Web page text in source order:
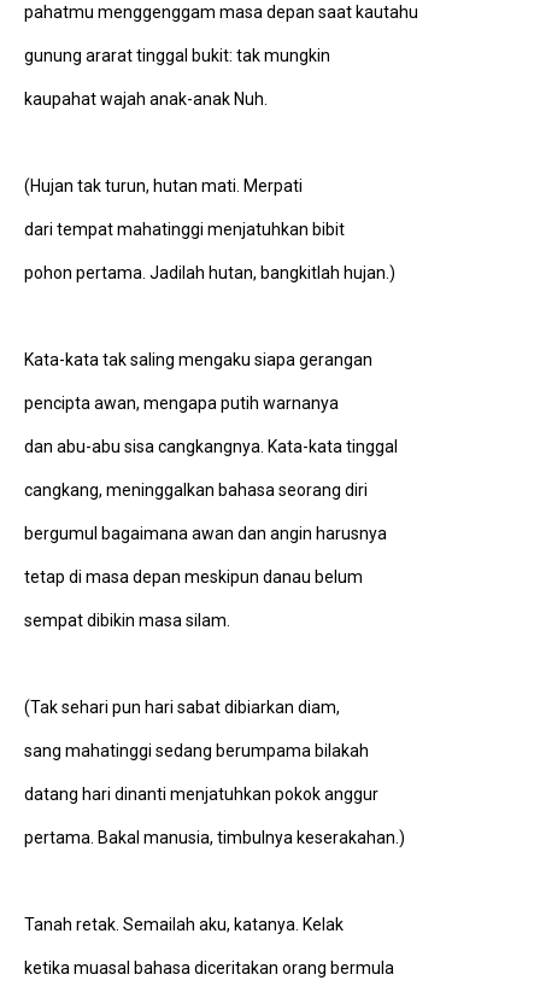
pahatmu menggenggam masa depan saat kautahu
gunung ararat tinggal bukit: tak mungkin
kaupahat wajah anak-anak Nuh.
(Hujan tak turun, hutan mati. Merpati
dari tempat mahatinggi menjatuhkan bibit
pohon pertama. Jadilah hutan, bangkitlah hujan.)
Kata-kata tak saling mengaku siapa gerangan
pencipta awan, mengapa putih warnanya
dan abu-abu sisa cangkangnya. Kata-kata tinggal
cangkang, meninggalkan bahasa seorang diri
bergumul bagaimana awan dan angin harusnya
tetap di masa depan meskipun danau belum
sempat dibikin masa silam.
(Tak sehari pun hari sabat dibiarkan diam,
sang mahatinggi sedang berumpama bilakah
datang hari dinanti menjatuhkan pokok anggur
pertama. Bakal manusia, timbulnya keserakahan.)
Tanah retak. Semailah aku, katanya. Kelak
ketika muasal bahasa diceritakan orang bermula